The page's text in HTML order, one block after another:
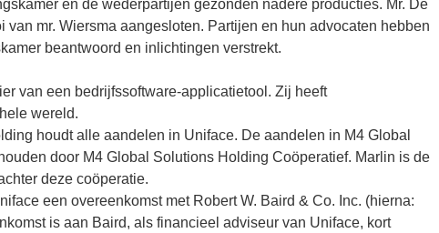
en de wederpartijen gezonden nadere producties. Mr. De
van mr. Wiersma aangesloten. Partijen en hun advocaten hebben
beantwoord en inlichtingen verstrekt.
van een bedrijfssoftware-applicatietool. Zij heeft
wereld.
houdt alle aandelen in Uniface. De aandelen in M4 Global
door M4 Global Solutions Holding Coöperatief. Marlin is de
deze coöperatie.
een overeenkomst met Robert W. Baird & Co. Inc. (hierna:
is aan Baird, als financieel adviseur van Uniface, kort